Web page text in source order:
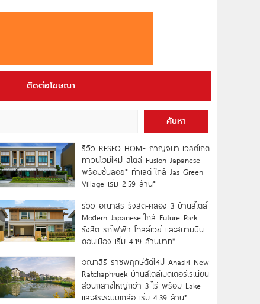
ติดต่อโฆษณา
ค้นหา
รีวิว RESEO HOME กาญจนา-เวสต์เกต
ทาวน์โฮมใหม่ สไตล์ Fusion Japanese
พร้อมชั้นลอย* ทำเลดี ใกล้ Jas Green
Village เริ่ม 2.59 ล้าน*
รีวิว อณาสิริ รังสิต-คลอง 3 บ้านสไตล์
Modern Japanese ใกล้ Future Park
รังสิต รถไฟฟ้า โทลล์เวย์ และสนามบิน
ดอนเมือง เริ่ม 4.19 ล้านบาท*
อณาสิริ ราชพฤกษ์ตัดใหม่ Anasiri New
Ratchaphruek บ้านสไตล์เมดิเตอร์เรเนียน
ส่วนกลางใหญ่กว่า 3 ไร่ พร้อม Lake
และสระระบบเกลือ เริ่ม 4.39 ล้าน*